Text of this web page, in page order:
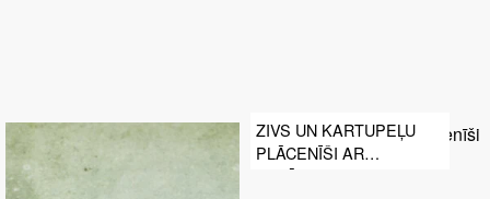
ZIVS UN KARTUPEĻU
PLĀCENĪŠI AR
SALĀTIEM